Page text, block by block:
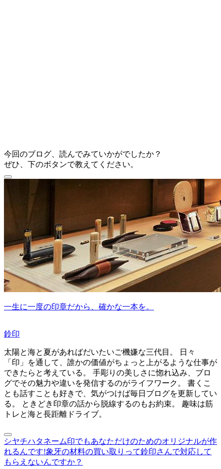
今回のブログ、読んでみていかがでしたか？
ぜひ、下のボタンで教えてください。
一生に一度の印章だから、確かな一本を。
鈴印
太陽と海と夏があればだいたいご機嫌な三代目。 日々
「印」を通して、誰かの価値がちょっと上がるような仕事が
できたらと考えている。 手彫りの美しさに惚れ込み、ブロ
グでその魅力や違いを発信するのがライフワーク。 書くこ
とも話すことも好きで、気がつけば毎日ブログを更新してい
る。 ときどき印章の話から脱線するのもお約束。 趣味は筋
トレと海と長距離ドライブ。
シヤチハタネーム印でもあなただけのためのオリジナルが作
れるんです!象牙の材料の買い取りって鈴印さんで対応して
もらえないんですか？